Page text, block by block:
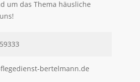
um das Thema häusliche
bertelmann.de